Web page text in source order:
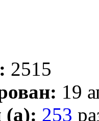
2515
19
(а): 253